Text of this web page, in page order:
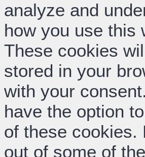
analyze and
how you use this
These cookies
stored in your
with your
have the option
of these cookies.
out of some of